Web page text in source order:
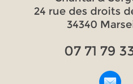
24 rue des droits
34340
07 71 79